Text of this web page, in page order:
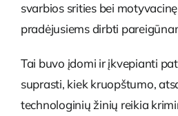
svarbios srities bei
pradėjusiems dirbti
Tai buvo įdomi ir įkvepianti
suprasti, kiek kruopštumo,
technologinių žinių reikia